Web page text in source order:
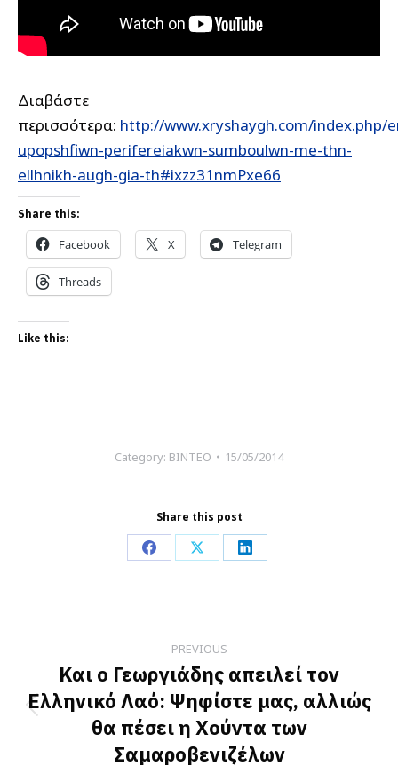
Διαβάστε
περισσότερα: http://www.xryshaygh.com/index.php/
upopshfiwn-perifereiakwn-sumboulwn-me-thn-
ellhnikh-augh-gia-th#ixzz31nmPxe66
Share this:
Facebook X Telegram
Threads
Like this:
Category: ΒΙΝΤΕΟ 15/05/2014
Share this post
Share
Facebook
Share
X
Share
LinkedIn
navigation
PREVIOUS
Previous
post:
Και ο Γεωργιάδης απειλεί τον
Ελληνικό Λαό: Ψηφίστε μας, αλλιώς
θα πέσει η Χούντα των
Σαμαροβενιζέλων